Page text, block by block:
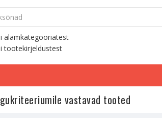
alamkategooriatest
tootekirjeldustest
vastavad tooted